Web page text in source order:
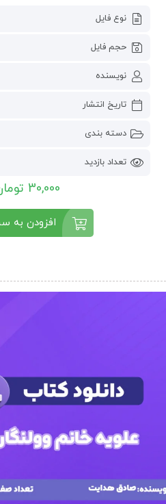
نوع فایل
حجم فایل
نویسنده
تاریخ انتشار
دسته بندی
تعداد بازدید
30,000 تومان
افزودن به